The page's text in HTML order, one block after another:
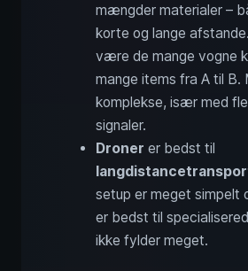
mængder materialer –
korte og lange
være de mange vogne
mange items fra A til B.
komplekse, især med
signaler.
Droner er bedst til
setup er meget simpelt
er bedst til
ikke fylder meget.